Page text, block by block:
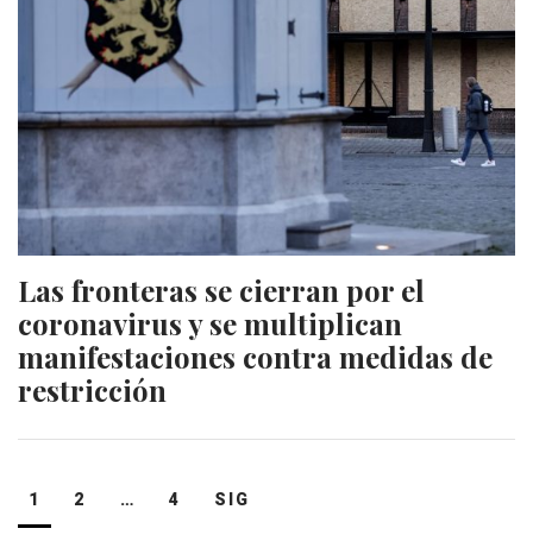
Las fronteras se cierran por el
coronavirus y se multiplican
manifestaciones contra medidas de
restricción
Navegación
de
1 2 … 4 SIG